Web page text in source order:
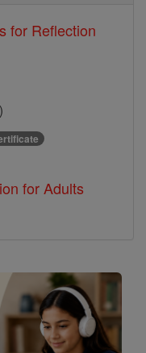
for Reflection
for Adults